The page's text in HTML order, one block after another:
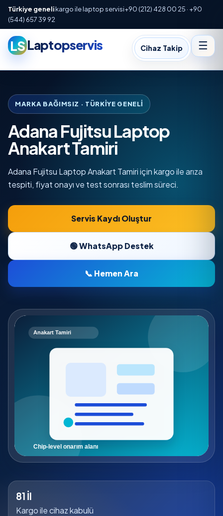
Türkiye genelikargo ile laptop servisi+90 (212) 428 00 25 · +90
(544) 657 39 92
LSLaptopservis Cihaz Takip ☰
MARKA BAĞIMSIZ · TÜRKIYE GENELI
Adana Fujitsu Laptop
Anakart Tamiri
Adana Fujitsu Laptop Anakart Tamiri için kargo ile arıza
tespiti, fiyat onayı ve test sonrası teslim süreci.
Servis Kaydı Oluştur
🟢 WhatsApp Destek
📞 Hemen Ara
81 İl
Kargo ile cihaz kabulü